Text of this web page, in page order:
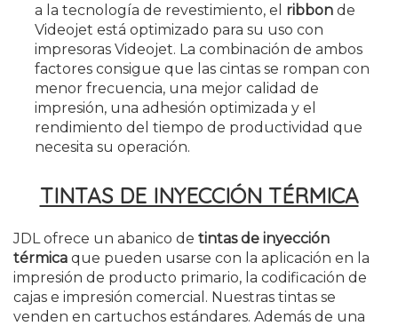
a la tecnología de revestimiento, el ribbon de
Videojet está optimizado para su uso con
impresoras Videojet. La combinación de ambos
factores consigue que las cintas se rompan con
menor frecuencia, una mejor calidad de
impresión, una adhesión optimizada y el
rendimiento del tiempo de productividad que
necesita su operación.
TINTAS DE INYECCIÓN TÉRMICA
JDL ofrece un abanico de tintas de inyección
térmica que pueden usarse con la aplicación en la
impresión de producto primario, la codificación de
cajas e impresión comercial. Nuestras tintas se
venden en cartuchos estándares. Además de una